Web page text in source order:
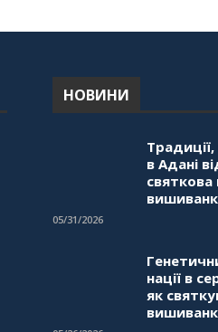
НОВИНИ
в Адані
05/31/2026
нації в
як